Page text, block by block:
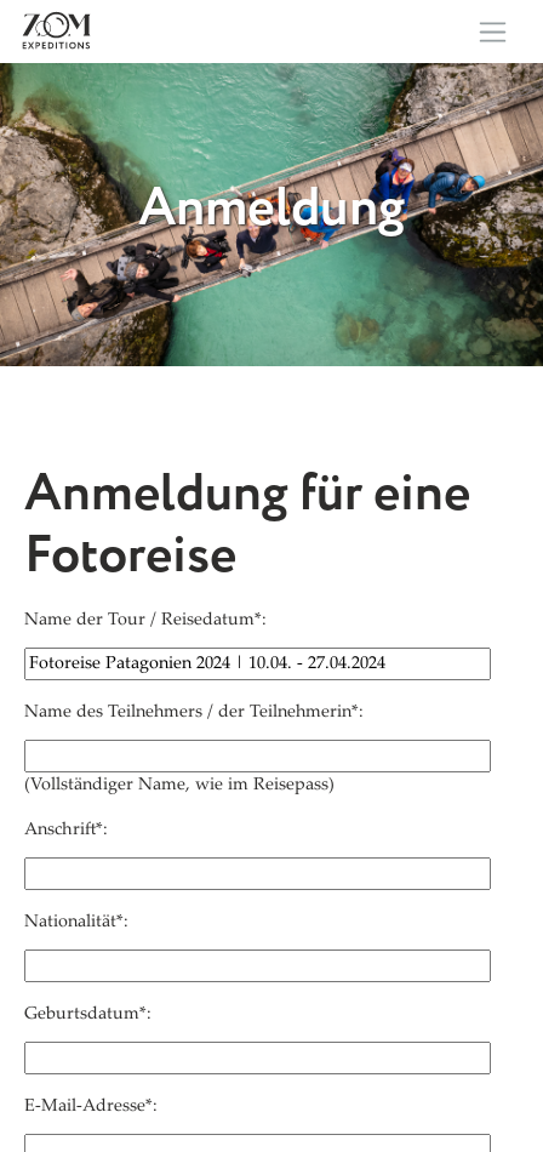
Anmeldung
Anmeldung für eine
Fotoreise
Name der Tour / Reisedatum*:
Name des Teilnehmers / der Teilnehmerin*:
(Vollständiger Name, wie im Reisepass)
Anschrift*:
Nationalität*:
Geburtsdatum*:
E-Mail-Adresse*: